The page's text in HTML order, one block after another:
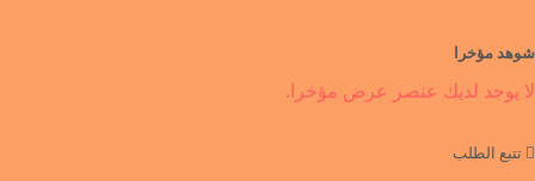
شوهد مؤخرا
لا يوجد لديك عنصر عرض مؤخرا.
تتبع الطلب